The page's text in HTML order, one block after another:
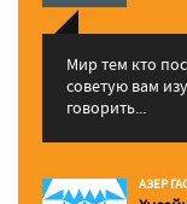
Мир тем кто
советую вам
говорить...
АЗЕР